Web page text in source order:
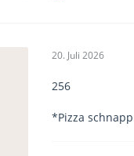
20. Juli 2026
256
*Pizza